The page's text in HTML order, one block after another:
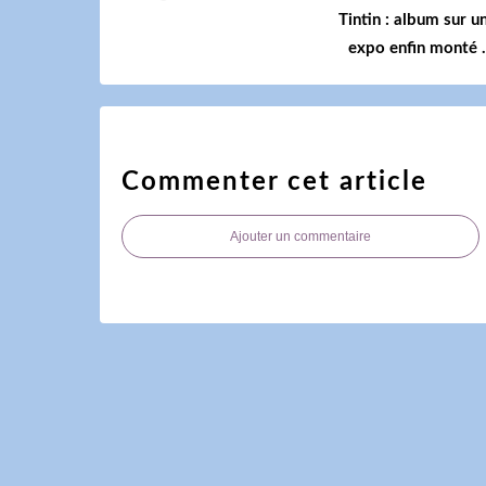
Tintin : album sur
expo enfin monté .
Commenter cet article
Ajouter un commentaire